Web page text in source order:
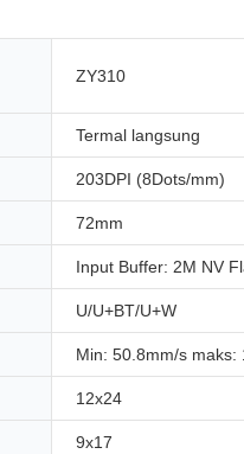
ZY310
Termal langsung
203DPI (8Dots/mm)
72mm
Input Buffer: 2M NV
U/U+BT/U+W
Min: 50.8mm/s maks:
12x24
9x17